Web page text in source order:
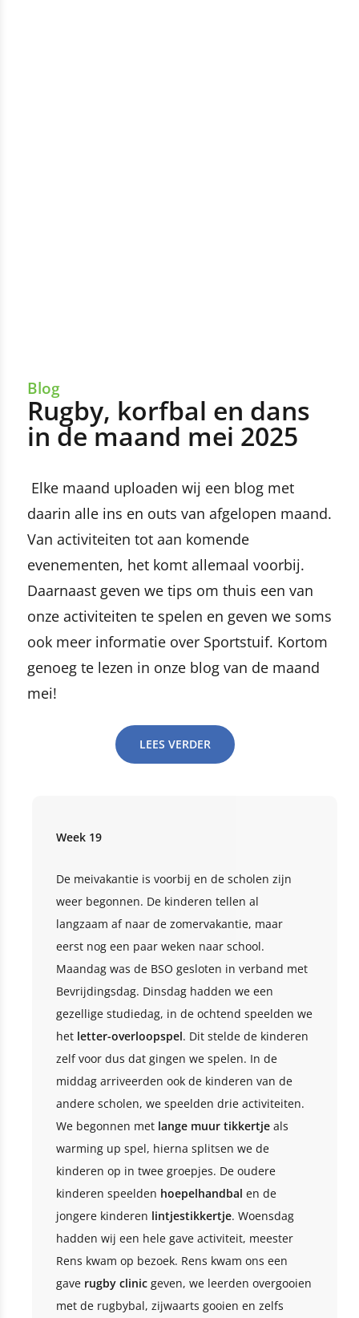
Blog
Rugby, korfbal en dans
in de maand mei 2025
Elke maand uploaden wij een blog met
daarin alle ins en outs van afgelopen maand.
Van activiteiten tot aan komende
evenementen, het komt allemaal voorbij.
Daarnaast geven we tips om thuis een van
onze activiteiten te spelen en geven we soms
ook meer informatie over Sportstuif. Kortom
genoeg te lezen in onze blog van de maand
mei!
LEES VERDER
Week 19
De meivakantie is voorbij en de scholen zijn
weer begonnen. De kinderen tellen al
langzaam af naar de zomervakantie, maar
eerst nog een paar weken naar school.
Maandag was de BSO gesloten in verband met
Bevrijdingsdag. Dinsdag hadden we een
gezellige studiedag, in de ochtend speelden we
het letter-overloopspel. Dit stelde de kinderen
zelf voor dus dat gingen we spelen. In de
middag arriveerden ook de kinderen van de
andere scholen, we speelden drie activiteiten.
We begonnen met lange muur tikkertje als
warming up spel, hierna splitsen we de
kinderen op in twee groepjes. De oudere
kinderen speelden hoepelhandbal en de
jongere kinderen lintjestikkertje. Woensdag
hadden wij een hele gave activiteit, meester
Rens kwam op bezoek. Rens kwam ons een
gave rugby clinic geven, we leerden overgooien
met de rugbybal, zijwaarts gooien en zelfs